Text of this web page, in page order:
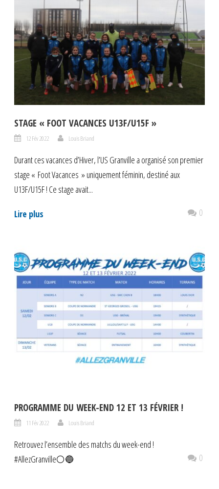
STAGE « FOOT VACANCES U13F/U15F »
12 Fév 2022 Louis Briand
Durant ces vacances d’Hiver, l’US Granville a organisé son premier
stage « Foot Vacances » uniquement féminin, destiné aux
U13F/U15F ! Ce stage avait...
Lire plus 0
PROGRAMME DU WEEK-END 12 ET 13 FÉVRIER !
11 Fév 2022 Louis Briand
Retrouvez l’ensemble des matchs du week-end !
#AllezGranville⚪️🔵
0